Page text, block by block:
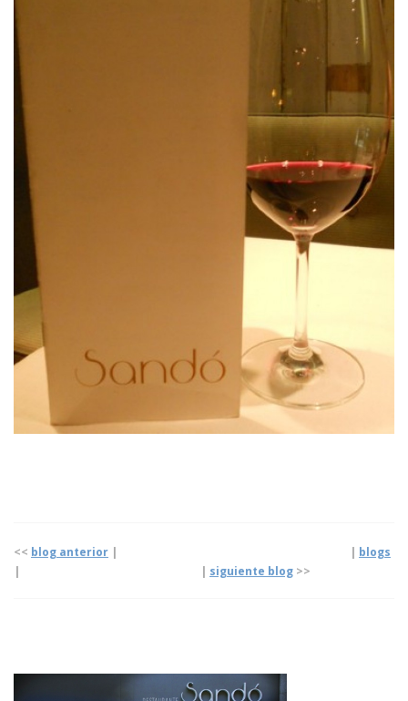
<< blog anterior | | blogs
|
| siguiente blog >>